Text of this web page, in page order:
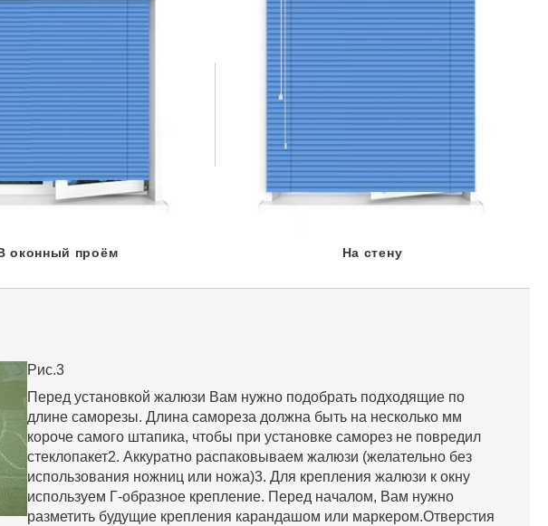
оконный проём На стену
Рис.3
Перед установкой жалюзи Вам нужно подобрать подходящие по
длине саморезы. Длина самореза должна быть на несколько мм
короче самого штапика, чтобы при установке саморез не повредил
стеклопакет2. Аккуратно распаковываем жалюзи (желательно без
использования ножниц или ножа)3. Для крепления жалюзи к окну
используем Г-образное крепление. Перед началом, Вам нужно
разметить будущие крепления карандашом или маркером.Отверстия